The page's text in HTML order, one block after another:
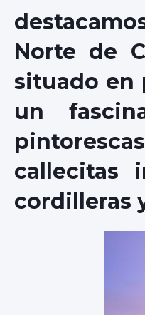
Norte de
situado en
un
callecitas
cordilleras